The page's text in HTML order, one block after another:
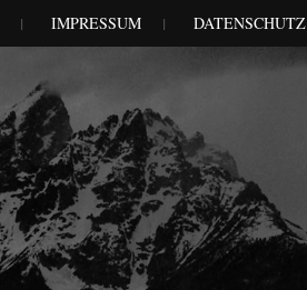
IMPRESSUM DATENSCHUTZ